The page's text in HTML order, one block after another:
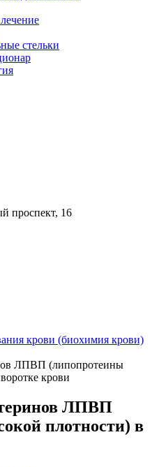
стельки
проспект, 16
крови (биохимия крови)
ЛПВП (липопротеины
крови
ЛПВП
плотности) в